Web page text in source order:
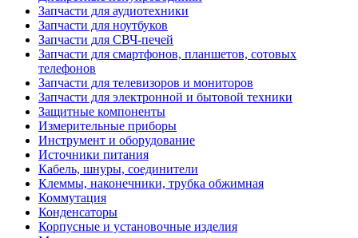
Запчасти для аудиотехники
Запчасти для ноутбуков
Запчасти для СВЧ-печей
Запчасти для смартфонов, планшетов, сотовых
телефонов
Запчасти для телевизоров и мониторов
Запчасти для электронной и бытовой техники
Защитные компоненты
Измерительные приборы
Инструмент и оборудование
Источники питания
Кабель, шнуры, соединители
Клеммы, наконечники, трубка обжимная
Коммутация
Конденсаторы
Корпусные и установочные изделия